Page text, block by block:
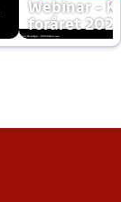
Webinar -
foråret